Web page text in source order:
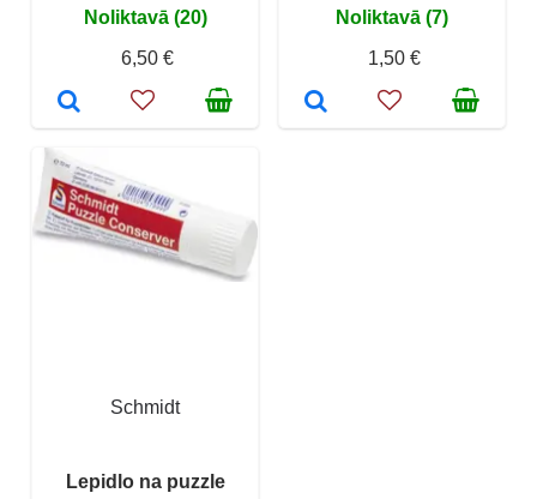
Noliktavā (20)
6,50 €
Noliktavā (7)
1,50 €
Schmidt
Lepidlo na puzzle